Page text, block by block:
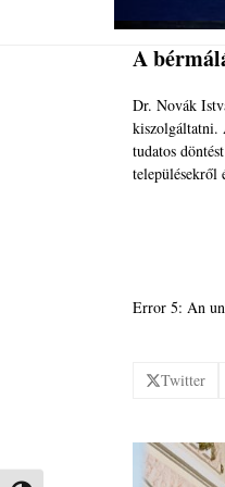
A
Dr. Novák
kiszolgáltatni.
tudatos
településekről
Error 5: An
Twitter